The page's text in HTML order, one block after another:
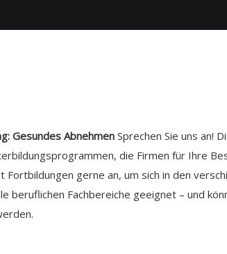
Gesundes Abnehmen Sprechen Sie uns an!
die Firmen für Ihre
gerne an, um sich in den
beruflichen Fachbereiche geeignet – und